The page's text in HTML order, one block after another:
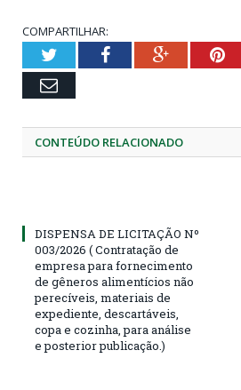
COMPARTILHAR:
TwitterFacebookGoogle+
Email
CONTEÚDO RELACIONADO
DISPENSA DE LICITAÇÃO Nº
003/2026 ( Contratação de
empresa para fornecimento
de gêneros alimentícios não
perecíveis, materiais de
expediente, descartáveis,
copa e cozinha, para análise
e posterior publicação.)